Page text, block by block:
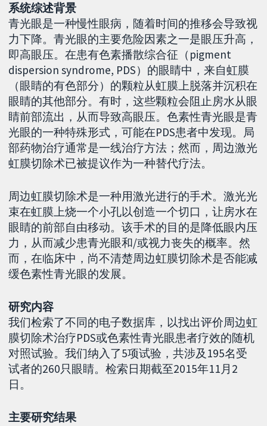
系统综述背景
青光眼是一种慢性眼病，随着时间的推移会导致视
力下降。青光眼的主要危险因素之一是眼压升高，
即高眼压。在患有色素播散综合征（pigment
dispersion syndrome, PDS）的眼睛中，来自虹膜
（眼睛的有色部分）的颗粒从虹膜上脱落并沉积在
眼睛的其他部分。有时，这些颗粒会阻止房水从眼
睛前部流出，从而导致高眼压。色素性青光眼是青
光眼的一种特殊形式，可能在PDS患者中发现。局
部药物治疗通常是一线治疗方法；然而，周边激光
虹膜切除术已被提议作为一种替代疗法。
周边虹膜切除术是一种用激光进行的手术。激光光
束在虹膜上烧一个小孔以创造一个切口，让房水在
眼睛的前部自由移动。该手术的目的是降低眼内压
力，从而减少患青光眼和/或视力丧失的概率。然
而，在临床中，尚不清楚周边虹膜切除术是否能减
缓色素性青光眼的发展。
研究内容
我们检索了不同的电子数据库，以找出评价周边虹
膜切除术治疗PDS或色素性青光眼患者疗效的随机
对照试验。我们纳入了5项试验，共涉及195名受
试者的260只眼睛。检索日期截至2015年11月2
日。
主要研究结果